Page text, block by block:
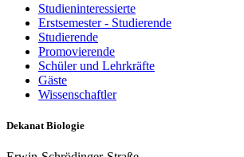
Studieninteressierte
Erstsemester - Studierende
Studierende
Promovierende
Schüler und Lehrkräfte
Gäste
Wissenschaftler
Dekanat Biologie